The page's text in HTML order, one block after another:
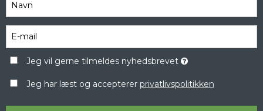
Jeg vil gerne tilmeldes nyhedsbrevet
Jeg har læst og accepterer privatlivspolitikken